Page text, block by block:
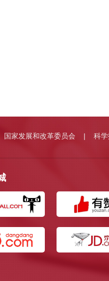
国家发展和改革委员会 | 科